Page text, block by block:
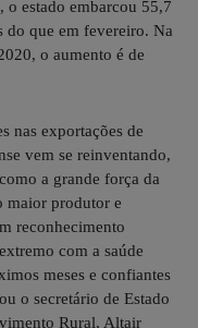
o estado embarcou 55,7
do que em fevereiro. Na
o aumento é de
nas exportações de
vem se reinventando,
a grande força da
maior produtor e
reconhecimento
com a saúde
meses e confiantes
o secretário de Estado
Rural, Altair